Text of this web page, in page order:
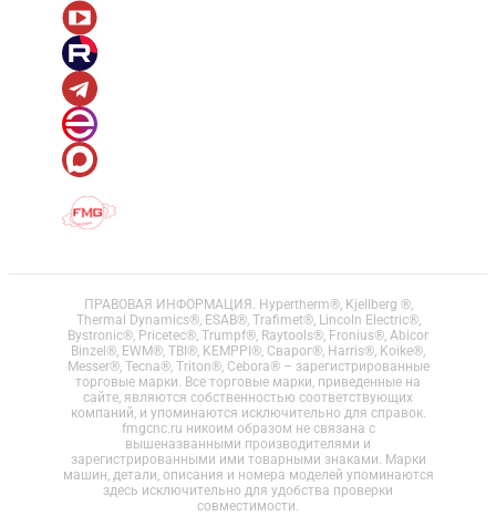
ПРАВОВАЯ ИНФОРМАЦИЯ. Hypertherm®, Kjellberg ®,
Thermal Dynamics®, ESAB®, Trafimet®, Lincoln Electric®,
Bystronic®, Pricetec®, Trumpf®, Raytools®, Fronius®, Abicor
Binzel®, EWM®, TBI®, KEMPPI®, Сварог®, Harris®, Koike®,
Messer®, Tecna®, Triton®, Cebora® – зарегистрированные
торговые марки. Все торговые марки, приведенные на
сайте, являются собственностью соответствующих
компаний, и упоминаются исключительно для справок.
fmgcnc.ru никоим образом не связана с
вышеназванными производителями и
зарегистрированными ими товарными знаками. Марки
машин, детали, описания и номера моделей упоминаются
здесь исключительно для удобства проверки
совместимости.